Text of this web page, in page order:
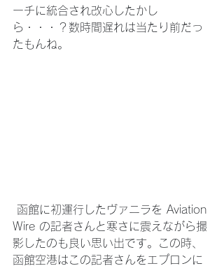
ーチに統合され改心したかし
ら・・・？数時間遅れは当たり前だっ
たもんね。
Wire の記者さんと寒さに震えながら撮
影したのも良い思い出です。この時、
函館空港はこの記者さんをエプロンに